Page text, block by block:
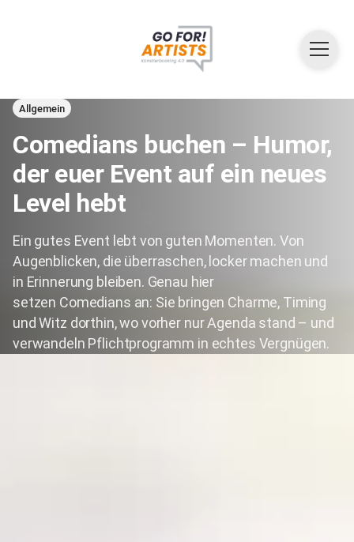
Allgemein
Comedians buchen – Humor,
der euer Event auf ein neues
Level hebt
Ein gutes Event lebt von guten Momenten. Von
Augenblicken, die überraschen, locker machen und
in Erinnerung bleiben. Genau hier
setzen Comedians an: Sie bringen Charme, Timing
und Witz dorthin, wo vorher nur Agenda stand – und
verwandeln Pflichtprogramm in echtes Vergnügen.